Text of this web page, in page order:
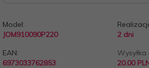
Model:
JOM910090P220
2 dni
EAN:
6973033762853
Wysyłka
20.00